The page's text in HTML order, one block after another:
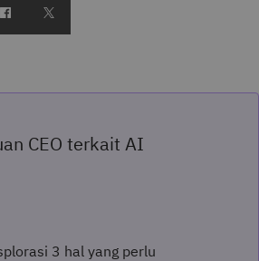
CEO terkait AI
3 hal yang perlu